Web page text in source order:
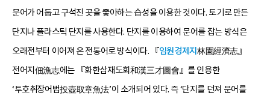
문어가 어둡고 구석진 곳을 좋아하는 습성을 이용한 것이다. 토기로 만든
단지나 플라스틱 단지를 사용한다. 단지를 이용하여 문어를 잡는 방식은
오래전부터 이어져 온 전통어로 방식이다. 『임원경제지 林園經濟志』
전어지佃漁志에는 『화한삼재도회和漢三才圖會』를 인용한
‘투호취장어법投壺取章魚法’이 소개되어 있다. 즉 ‘단지를 던져 문어를